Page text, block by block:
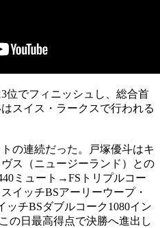
位でフィニッシュし、総合首
スイス・ラークスで行われる
の連続だった。戸塚優斗はキ
ス（ニュージーランド）との
ミュート→FSトリプルコー
イッチBSアーリーウープ・
チBSダブルコーク1080イン
の日最高得点で決勝へ進出し